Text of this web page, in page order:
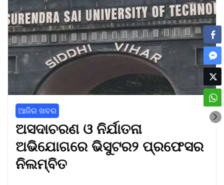
ଆଜିର ଖବର
ଅସଦାଚରଣ ଓ ନିର୍ଯାତନା
ଅଭିଯୋଗରେ ଭିସୁଟର୨ ପ୍ରଫେସର
ନିଲମ୍ବିତ